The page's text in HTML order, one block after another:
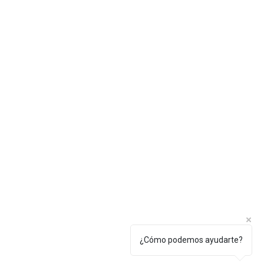
¿Cómo podemos ayudarte?